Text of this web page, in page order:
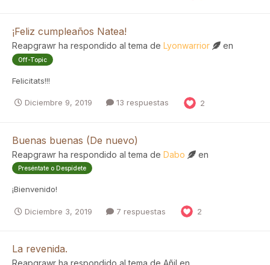
¡Feliz cumpleaños Natea!
Reapgrawr ha respondido al tema de Lyonwarrior en
Off-Topic
Felicitats!!!
Diciembre 9, 2019 13 respuestas 2
Buenas buenas (De nuevo)
Reapgrawr ha respondido al tema de Dabo en
Preséntate o Despídete
¡Bienvenido!
Diciembre 3, 2019 7 respuestas 2
La revenida.